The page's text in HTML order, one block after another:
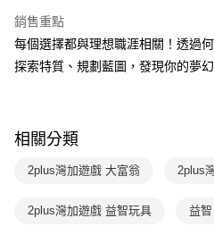
1.分期款項不併入電信帳單，「大哥付
2.透過簡訊連結打開帳單後，可選擇「
帳／街口支付／iPASS MONEY」等通路
用戶於交易時，得透過本服務購買商品
買賣價金債權讓與本公司後，依約使用本
2.基於同意付款使用「大哥付你分期」
資料（包含姓名、電話或地址）提供予
3.完整用戶服務條款，請詳閱以下連結：
【「AFTEE先享後付」結帳流程】
１．於結帳方式選擇「AFTEE先享後付
結帳頁面，進行簡訊認證並確認金額後
２．訂單成立數日內，您將收到繳費通
購買商品的店家。未經商家同意取消之
※ 交易是否成功請以「AFTEE先享後付
客戶支援中心」 https://
每筆NT$70，滿NT$800(含以上)免
每筆NT$70，滿NT$800(含以上)免
離島宅配（澎湖、金門、馬祖、小
銷售重點
每個選擇都與理想職涯相關！透過
探索特質、規劃藍圖，發現你的夢幻
相關分類
2plus灣加遊戲 大富翁 2plus
2plus灣加遊戲 益智玩具 益